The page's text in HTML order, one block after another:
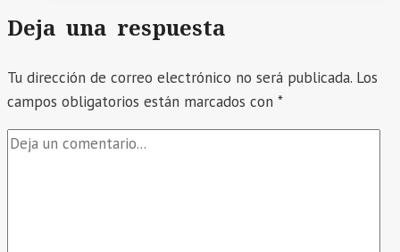
Deja una respuesta
Tu dirección de correo electrónico no será publicada. Los
campos obligatorios están marcados con *